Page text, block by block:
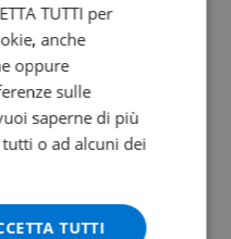
TUTTI per
anche
oppure
sulle
saperne di più
o ad alcuni dei
TUTTI